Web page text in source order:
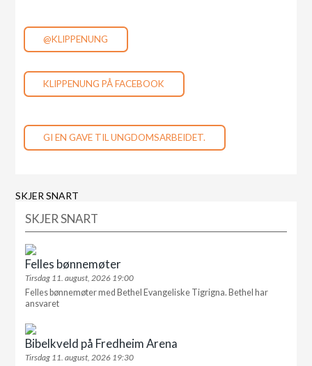
@KLIPPENUNG
KLIPPENUNG PÅ FACEBOOK
GI EN GAVE TIL UNGDOMSARBEIDET.
SKJER SNART
SKJER SNART
Felles bønnemøter
Tirsdag 11. august, 2026 19:00
Felles bønnemøter med Bethel Evangeliske Tigrigna. Bethel har
ansvaret
Bibelkveld på Fredheim Arena
Tirsdag 11. august, 2026 19:30